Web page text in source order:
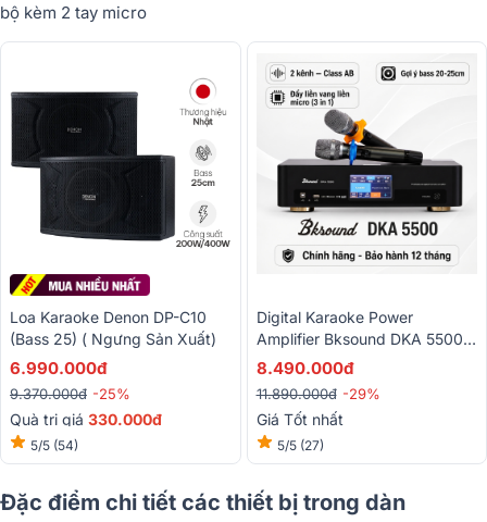
bộ kèm 2 tay micro
Loa Karaoke Denon DP-C10
(Bass 25) ( Ngưng Sản Xuất)
6.990.000đ
9.370.000đ -25%
Quà trị giá 330.000đ
5/5 (54)
Digital Karaoke Power
Amplifier Bksound DKA 5500
(2 Kênh, 250W, Kèm Micro
8.490.000đ
11.890.000đ -29%
Giá Tốt nhất
5/5 (27)
Đặc điểm chi tiết các thiết bị trong dàn